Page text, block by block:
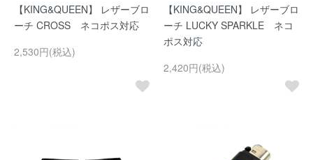
【KING&QUEEN】 レザーブロ
ーチ CROSS ネコポス対応
2,530円(税込)
【KING&QUEEN】 レザーブロ
ーチ LUCKY SPARKLE ネコ
ポス対応
2,420円(税込)